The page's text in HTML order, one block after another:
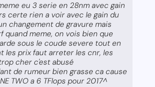
eu 3 serie en 28nm avec gain
certe rien a voir avec le gain du
changement de gravure mais
quand meme, on vois bien que
sous le coude severe tout en
les prix faut arreter les cnr, les
cher c'est abusé
de rumeur bien grasse ca cause
TWO a 6 TFlops pour 2017^